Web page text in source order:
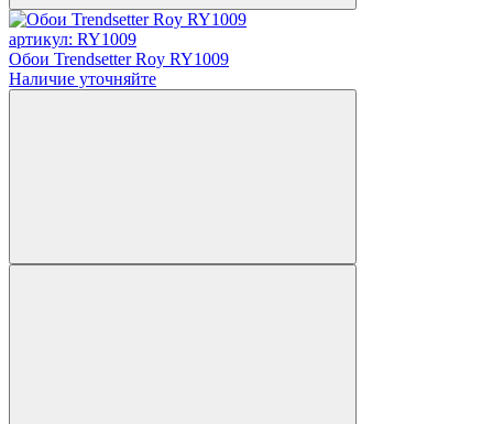
артикул: RY1009
Обои Trendsetter Roy RY1009
Наличие уточняйте